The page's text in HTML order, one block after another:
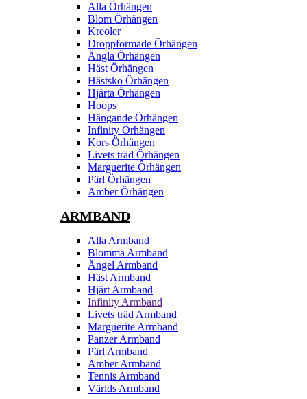
Alla Örhängen
Blom Örhängen
Kreoler
Droppformade Örhängen
Ängla Örhängen
Häst Örhängen
Hästsko Örhängen
Hjärta Örhängen
Hoops
Hängande Örhängen
Infinity Örhängen
Kors Örhängen
Livets träd Örhängen
Marguerite Ôrhängen
Pärl Örhängen
Amber Örhängen
ARMBAND
Alla Armband
Blomma Armband
Ängel Armband
Häst Armband
Hjärt Armband
Infinity Armband
Livets träd Armband
Marguerite Armband
Panzer Armband
Pärl Armband
Amber Armband
Tennis Armband
Världs Armband